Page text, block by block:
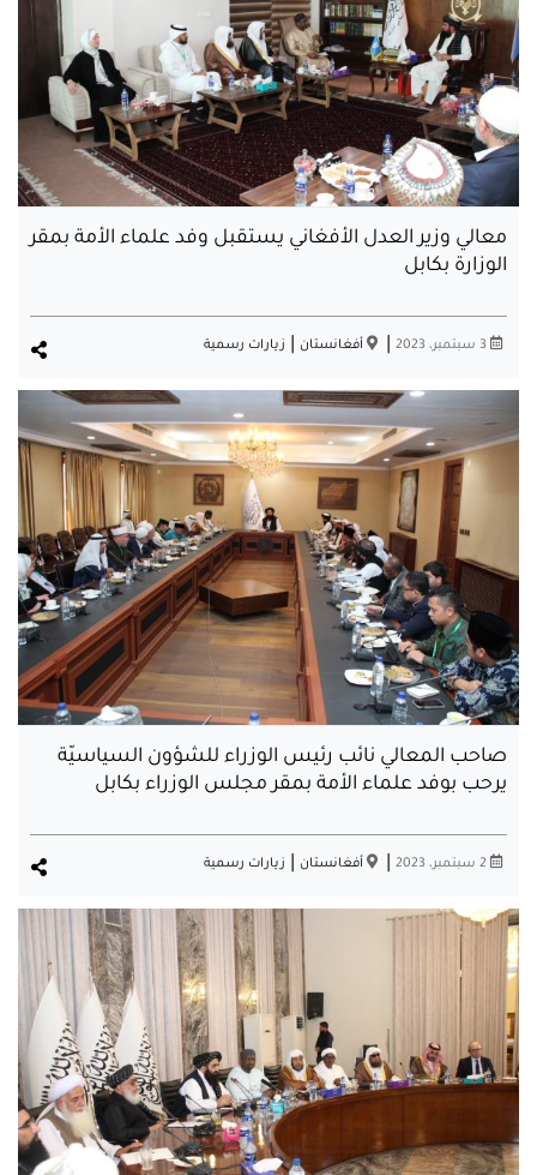
معالي وزير العدل الأفغاني يستقبل وفد علماء الأمة بمقر
الوزارة بكابل
3 سبتمبر، 2023 | أفغانستان| زيارات رسمية
صاحب المعالي نائب رئيس الوزراء للشؤون السياسيّة
يرحب بوفد علماء الأمة بمقر مجلس الوزراء بكابل
2 سبتمبر، 2023 | أفغانستان| زيارات رسمية